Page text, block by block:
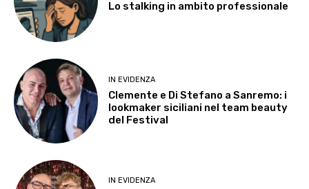
Lo stalking in ambito professionale
IN EVIDENZA
Clemente e Di Stefano a Sanremo: i
lookmaker siciliani nel team beauty
del Festival
IN EVIDENZA